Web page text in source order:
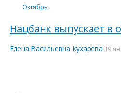
Октябрь
Нацбанк выпускает в
Елена Васильевна Кухарева 19